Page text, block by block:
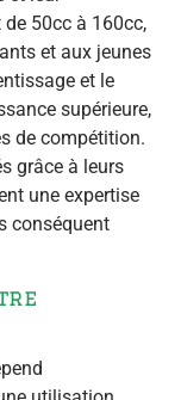
50cc à 160cc,
et aux jeunes
et le
supérieure,
de compétition.
grâce à leurs
une expertise
conséquent